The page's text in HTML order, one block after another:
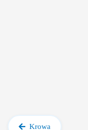
Krowa